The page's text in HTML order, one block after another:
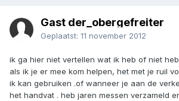
Gast der_obergefreiter
Geplaatst: 11 november 2012
ik ga hier niet vertellen wat ik heb of niet
als ik je er mee kom helpen, het met je ruil
ik kan gebruiken .of wanneer je aan de
het handvat . heb jaren messen verzameld